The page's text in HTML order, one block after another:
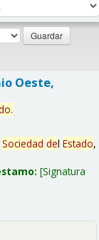
Oeste,
.
Sociedad del Estado,
Signatura